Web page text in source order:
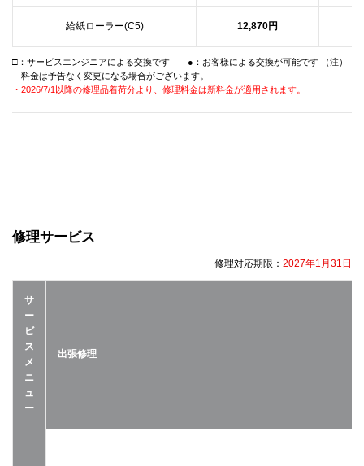
給紙ローラー(C5) 12,870円
□：サービスエンジニアによる交換です ●：お客様による交換が可能です （注）
料金は予告なく変更になる場合がございます。
・2026/7/1以降の修理品着荷分より、修理料金は新料金が適用されます。
修理サービス
修理対応期限： 2027年1月31日
サ
ー
ビ
ス
メ
ニ
ュ
ー
出張修理